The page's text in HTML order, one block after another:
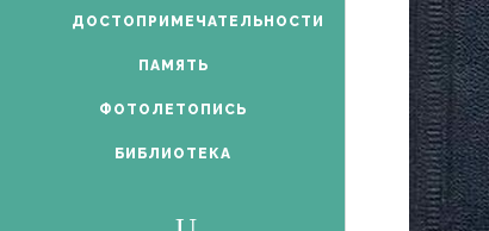
ДОСТОПРИМЕЧАТЕЛЬНОСТИ
ПАМЯТЬ
ФОТОЛЕТОПИСЬ
БИБЛИОТЕКА